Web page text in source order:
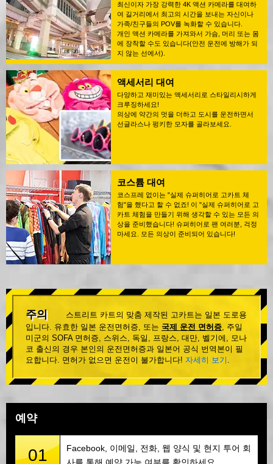
최신이자 가장 강력한 4K 액션 카메라를 대여하
여 길거리에서 최고의 시간을 보내는 자신이나
가족/친구들의 POV를 녹화할 수 있습니다.
개인 액션 카메라를 가져와서 가슴, 머리 또는 몸
에 장착할 수도 있습니다(안전 운전에 방해가 되
지 않는 선에서).
액세서리 대여
다양하고 재미있는 액세서리로 스타일리시하게
크루징하세요!
의상에 약간의 멋을 더하고 도시를 운전하면서
선글라스나 펑키한 모자를 골라보세요.
코스튬 대여
코스프레 없이는 "실제 슈퍼히어로 고카트 체
험"을 했다고 할 수 없죠! 이 "실제 슈퍼히어로 고
카트 체험을 만들기 위해 생각할 수 있는 모든 의
상을 준비했습니다! 슈퍼히어로 팬 여러분, 걱정
마세요. 모든 의상이 준비되어 있습니다!
주의
스트리트 카트의 맞춤 제작된 고카트는 일본 도로용
입니다. 유효한 일본 운전면허증, 또는 국제 운전 면허증, 주일
미군의 SOFA 면허증, 스위스, 독일, 프랑스, 대만, 벨기에, 모나
코 출신의 경우 본인의 운전면허증과 일본어 공식 번역본이 필
요합니다. 면허가 없으면 운전이 불가합니다! 자세히 보기 .
예약
01
Facebook, 이메일, 전화, 웹 양식 및 현지 투어 회